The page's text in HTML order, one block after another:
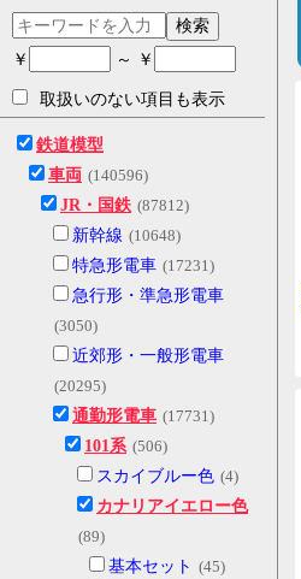
検索
￥ ～ ￥
取扱いのない項目も表示
鉄道模型
車両 (140596)
JR・国鉄 (87812)
新幹線 (10648)
特急形電車 (17231)
急行形・準急形電車
(3050)
近郊形・一般形電車
(20295)
通勤形電車 (17731)
101系 (506)
スカイブルー色 (4)
カナリアイエロー色
(89)
基本セット (45)